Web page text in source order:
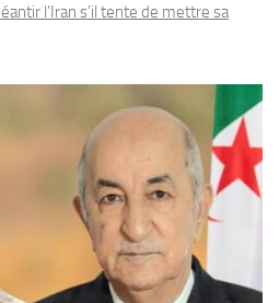
l’Iran s’il tente de mettre sa